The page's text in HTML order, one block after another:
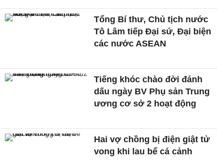
Tổng Bí thư, Chủ tịch nước
Tô Lâm tiếp Đại sứ, Đại biện
các nước ASEAN
Tiếng khóc chào đời đánh
dấu ngày BV Phụ sản Trung
ương cơ sở 2 hoạt động
Hai vợ chồng bị điện giật tử
vong khi lau bể cá cảnh